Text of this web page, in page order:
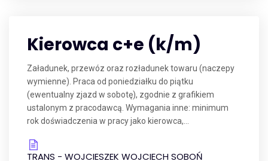
Kierowca c+e (k/m)
Załadunek, przewóz oraz rozładunek towaru (naczepy
wymienne). Praca od poniedziałku do piątku
(ewentualny zjazd w sobotę), zgodnie z grafikiem
ustalonym z pracodawcą. Wymagania inne: minimum
rok doświadczenia w pracy jako kierowca,...
TRANS - WOJCIESZEK WOJCIECH SOBOŃ